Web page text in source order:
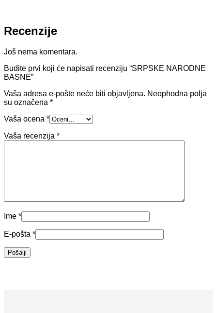
Recenzije
Još nema komentara.
Budite prvi koji će napisati recenziju “SRPSKE NARODNE
BASNE”
Vaša adresa e-pošte neće biti objavljena. Neophodna polja
su označena *
Vaša ocena *
Vaša recenzija *
Ime *
E-pošta *